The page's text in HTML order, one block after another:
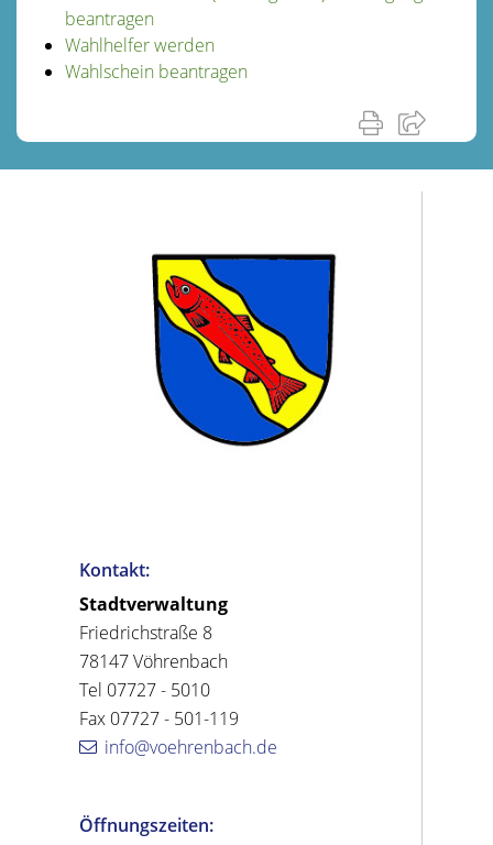
beantragen
Wahlhelfer werden
Wahlschein beantragen
Kontakt:
Stadtverwaltung
Friedrichstraße 8
78147 Vöhrenbach
Tel 07727 - 5010
Fax 07727 - 501-119
info@voehrenbach.de
Öffnungszeiten: